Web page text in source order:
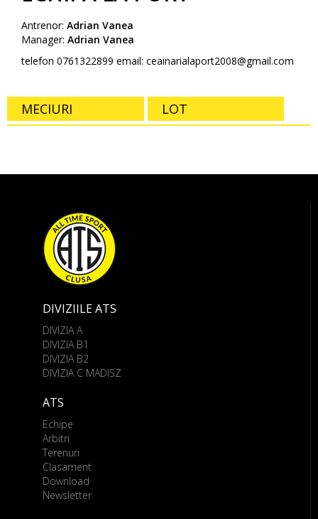
Antrenor: Adrian Vanea
Manager: Adrian Vanea
telefon 0761322899 email: ceainarialaport2008@gmail.com
MECIURI LOT
DIVIZIILE ATS
DIVIZIA A
DIVIZIA B1
DIVIZIA B2
DIVIZIA C MADISZ
ATS
Echipe
Arbitri
Terenuri
Clasament
Download
Newsletter